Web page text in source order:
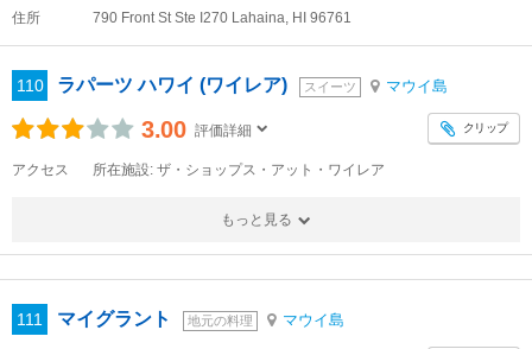
住所 790 Front St Ste I270 Lahaina, HI 96761
110 ラパーツ ハワイ (ワイレア) スイーツ マウイ島
3.00 評価詳細 クリップ
アクセス 所在施設: ザ・ショップス・アット・ワイレア
もっと見る
111 マイグラント 地元の料理 マウイ島